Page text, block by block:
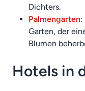
Dichters.
Palmengarten:
Garten, der
Blumen
Hotels in